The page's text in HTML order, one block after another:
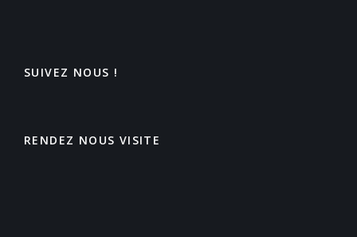
SUIVEZ NOUS !
RENDEZ NOUS VISITE